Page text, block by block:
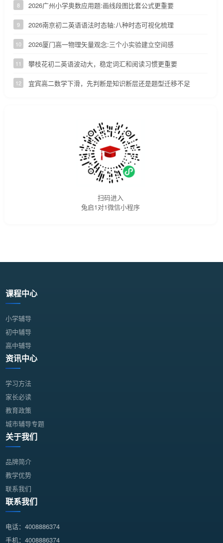
8 2026广州小学奥数应用题:画线段图比套公式更重要
9 2026南京初二英语语法时态轴:八种时态可视化梳理
10 2026厦门高一物理矢量观念:三个小实验建立空间感
11 攀枝花初二英语波动大，稳定词汇和阅读习惯更重要
12 宜宾高二数学下滑，先判断是知识断层还是题型迁移不足
扫码进入
兔启1对1微信小程序
课程中心
小学辅导
初中辅导
高中辅导
资讯中心
学习方法
家长必读
教育政策
城市辅导专题
关于我们
品牌简介
教学优势
联系我们
联系我们
电话：4008886374
手机：4008886374